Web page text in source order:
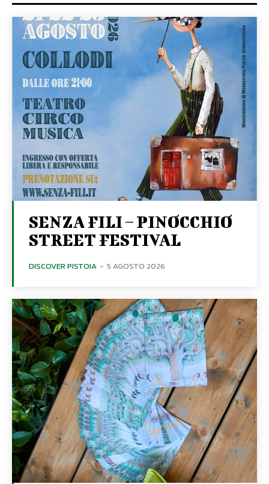
SENZA FILI – PINOCCHIO
STREET FESTIVAL
DISCOVER PISTOIA - 5 AGOSTO 2026